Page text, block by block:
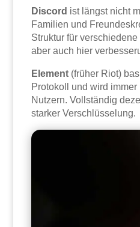
Discord ist längst nicht
Familien und
Struktur für
aber auch hier
Element (früher Riot)
Protokoll und wird
Nutzern. Vollständig
starker Verschlüsselung.